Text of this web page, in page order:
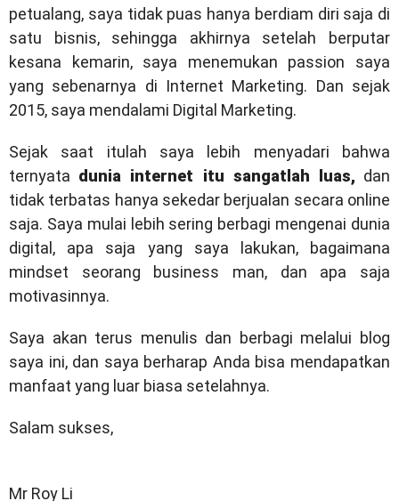
petualang, saya tidak puas hanya berdiam diri saja di
satu bisnis, sehingga akhirnya setelah berputar
kesana kemarin, saya menemukan passion saya
yang sebenarnya di Internet Marketing. Dan sejak
2015, saya mendalami Digital Marketing.
Sejak saat itulah saya lebih menyadari bahwa
ternyata dunia internet itu sangatlah luas, dan
tidak terbatas hanya sekedar berjualan secara online
saja. Saya mulai lebih sering berbagi mengenai dunia
digital, apa saja yang saya lakukan, bagaimana
mindset seorang business man, dan apa saja
motivasinnya.
Saya akan terus menulis dan berbagi melalui blog
saya ini, dan saya berharap Anda bisa mendapatkan
manfaat yang luar biasa setelahnya.
Salam sukses,
Mr Roy Li